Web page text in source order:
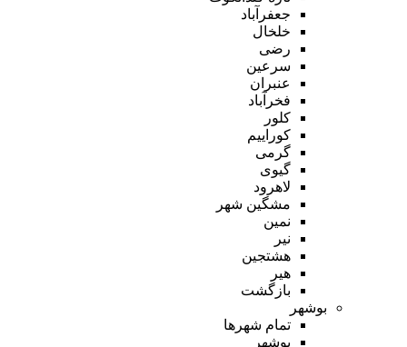
جعفرآباد
خلخال
رضی
سرعین
عنبران
فخرآباد
کلور
کوراییم
گرمی
گیوی
لاهرود
مشگین شهر
نمین
نیر
هشتجین
هیر
بازگشت
بوشهر
تمام شهر‌ها
بوشهر